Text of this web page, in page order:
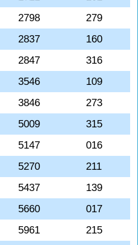
2798
279
2837
160
2847
316
3546
109
3846
273
5009
315
5147
016
5270
211
5437
139
5660
017
5961
215